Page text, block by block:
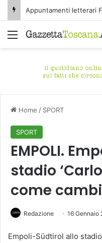
Appuntamenti letterari
Menu
Home / SPORT
SPORT
EMPOLI.
stadio
come
Redazione 16 Gennaio
Empoli-Südtirol allo stadio